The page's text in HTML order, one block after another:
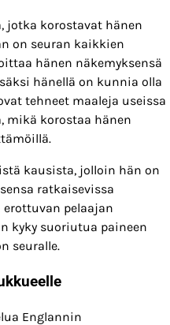
jotka korostavat hänen
on seuran kaikkien
hänen näkemyksensä
hänellä on kunnia olla
tehneet maaleja useissa
mikä korostaa hänen
kausista, jolloin hän on
ratkaisevissa
pelaajan
kyky suoriutua paineen
seuralle.
Englannin